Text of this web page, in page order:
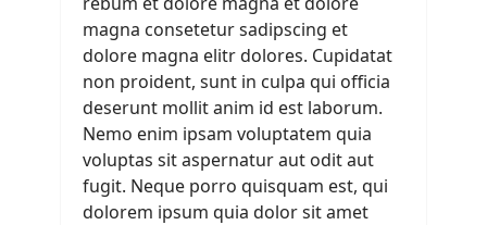
magna consetetur sadipscing et
dolore magna elitr dolores. Cupidatat
non proident, sunt in culpa qui officia
deserunt mollit anim id est laborum.
Nemo enim ipsam voluptatem quia
voluptas sit aspernatur aut odit aut
fugit. Neque porro quisquam est, qui
dolorem ipsum quia dolor sit amet